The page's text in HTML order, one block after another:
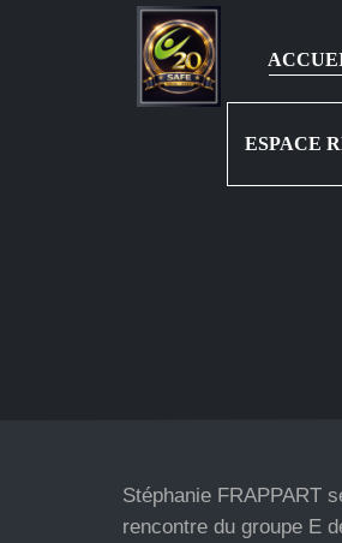
ESPACE
Stéphanie FRAPPART
rencontre du groupe E